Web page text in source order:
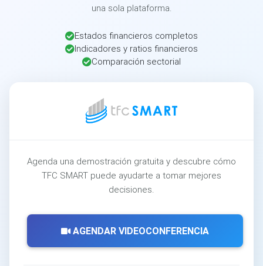
una sola plataforma.
Estados financieros completos
Indicadores y ratios financieros
Comparación sectorial
Agenda una demostración gratuita y descubre cómo
TFC SMART puede ayudarte a tomar mejores
decisiones.
AGENDAR VIDEOCONFERENCIA